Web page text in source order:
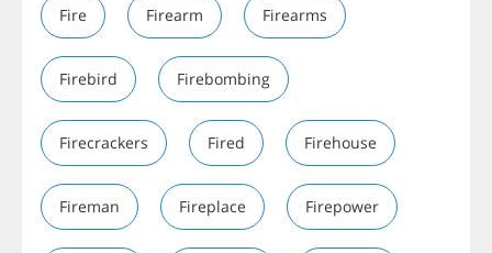
Fire Firearm Firearms
Firebird Firebombing
Firecrackers Fired Firehouse
Fireman Fireplace Firepower